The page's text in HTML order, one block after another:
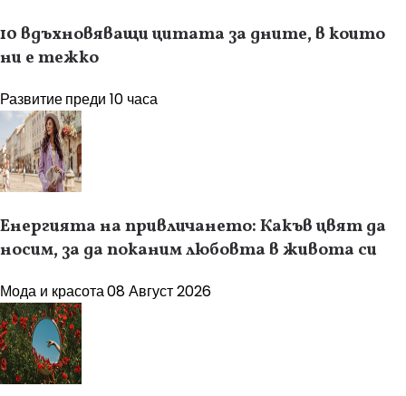
10 вдъхновяващи цитата за дните, в които
ни е тежко
Развитиепреди 10 часа
Енергията на привличането: Какъв цвят да
носим, за да поканим любовта в живота си
Мода и красота08 Август 2026